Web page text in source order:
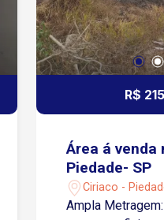
R$
Área á venda
Piedade- SP
Ciriaco -
Ampla